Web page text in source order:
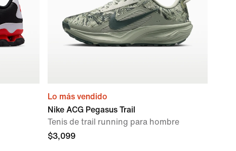
Lo más vendido
Nike ACG Pegasus Trail
Tenis de trail running para hombre
$3,099